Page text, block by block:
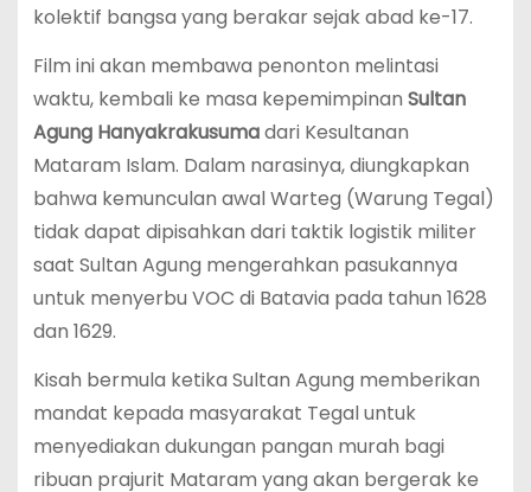
kolektif bangsa yang berakar sejak abad ke-17.
Film ini akan membawa penonton melintasi
waktu, kembali ke masa kepemimpinan Sultan
Agung Hanyakrakusumadari Kesultanan
Mataram Islam. Dalam narasinya, diungkapkan
bahwa kemunculan awal Warteg (Warung Tegal)
tidak dapat dipisahkan dari taktik logistik militer
saat Sultan Agung mengerahkan pasukannya
untuk menyerbu VOC di Batavia pada tahun 1628
dan 1629.
Kisah bermula ketika Sultan Agung memberikan
mandat kepada masyarakat Tegal untuk
menyediakan dukungan pangan murah bagi
ribuan prajurit Mataram yang akan bergerak ke